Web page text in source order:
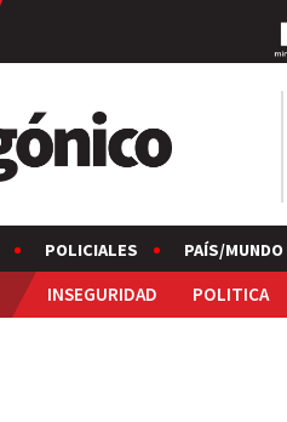
POLICIALES PAÍS/MUNDO
INSEGURIDAD POLITICA